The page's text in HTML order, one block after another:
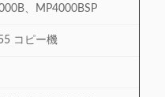
、MP4000BSP
コピー機